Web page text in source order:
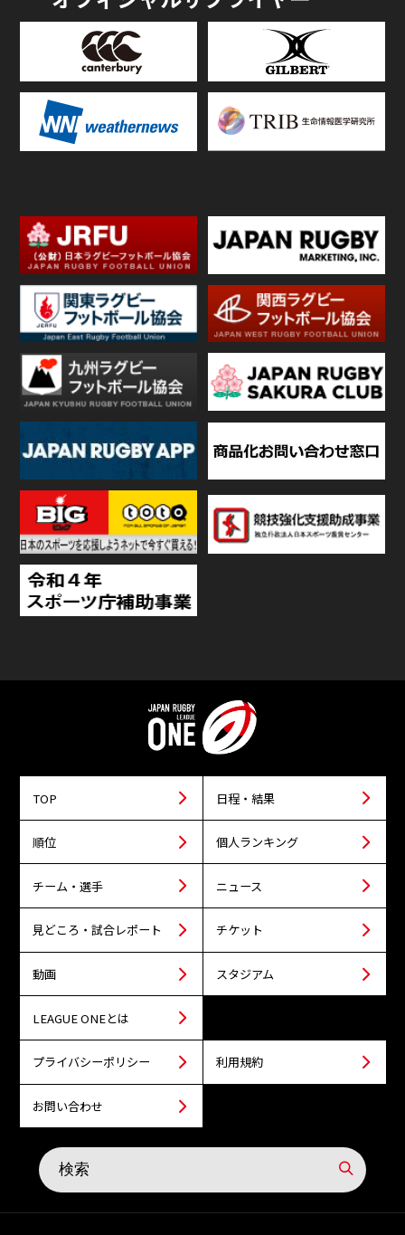
TOP 日程・結果
順位 個人ランキング
チーム・選手 ニュース
見どころ・試合レポート チケット
動画 スタジアム
LEAGUE ONEとは
プライバシーポリシー 利用規約
お問い合わせ